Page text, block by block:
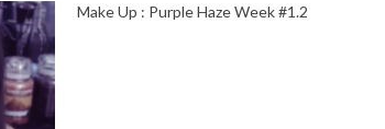
Make Up : Purple Haze Week #1.2